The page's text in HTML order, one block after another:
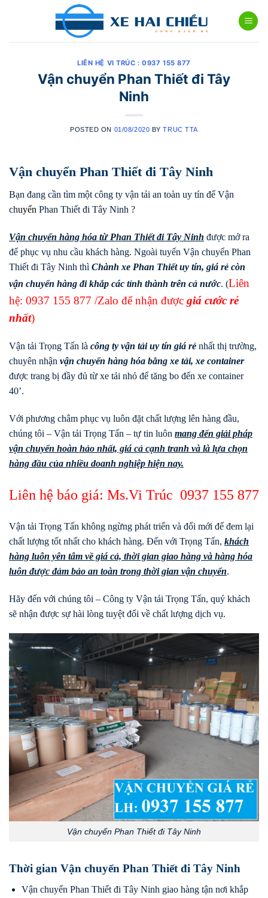
LIÊN HỆ VI TRÚC : 0937 155 877
Vận chuyển Phan Thiết đi Tây
Ninh
POSTED ON 01/08/2020 BYTRUC TTA
Vận chuyển Phan Thiết đi Tây Ninh
Bạn đang cần tìm một công ty vận tải an toàn uy tín để Vận
chuyển Phan Thiết đi Tây Ninh ?
Vận chuyển hàng hóa từ Phan Thiết đi Tây Ninh được mở ra
để phục vụ nhu cầu khách hàng. Ngoài tuyến Vận chuyển Phan
Thiết đi Tây Ninh thì Chành xe Phan Thiết uy tín, giá rẻ còn
vận chuyển hàng đi khắp các tỉnh thành trên cả nước. (Liên
hệ: 0937 155 877 /Zalo để nhận được giá cước rẻ
nhất)
Vận tải Trọng Tấn là công ty vận tải uy tín giá rẻ nhất thị trường,
chuyên nhận vận chuyển hàng hóa bằng xe tải, xe container
được trang bị đầy đủ từ xe tải nhỏ để tăng bo đến xe container
40’.
Với phương châm phục vụ luôn đặt chất lượng lên hàng đầu,
chúng tôi – Vận tải Trọng Tấn – tự tin luôn mang đến giải pháp
vận chuyển hoàn hảo nhất, giá cả cạnh tranh và là lựa chọn
hàng đầu của nhiều doanh nghiệp hiện nay.
Liên hệ báo giá: Ms.Vi Trúc 0937 155 877
Vận tải Trọng Tấn không ngừng phát triển và đổi mới để đem lại
chất lượng tốt nhất cho khách hàng. Đến với Trọng Tấn, khách
hàng luôn yên tâm về giá cả, thời gian giao hàng và hàng hóa
luôn được đảm bảo an toàn trong thời gian vận chuyển.
Hãy đến với chúng tôi – Công ty Vận tải Trọng Tấn, quý khách
sẽ nhận được sự hài lòng tuyệt đối về chất lượng dịch vụ.
Vận chuyển Phan Thiết đi Tây Ninh
Thời gian Vận chuyển Phan Thiết đi Tây Ninh
Vận chuyển Phan Thiết đi Tây Ninh giao hàng tận nơi khắp